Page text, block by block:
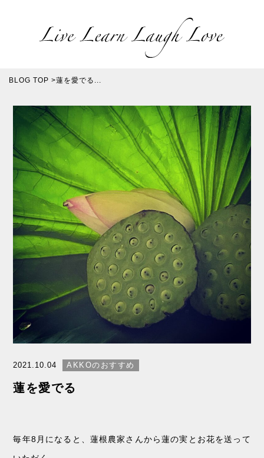
BLOG TOP >蓮を愛でる...
2021.10.04 AKKOのおすすめ
蓮を愛でる
毎年8月になると、蓮根農家さんから蓮の実とお花を送って